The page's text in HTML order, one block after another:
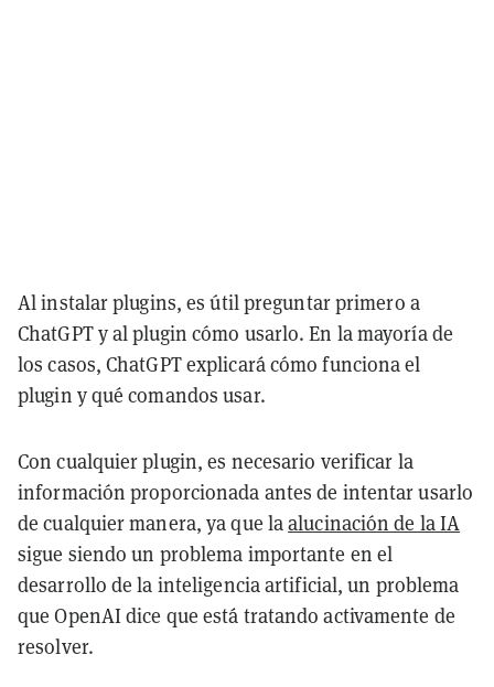
Al instalar plugins, es útil preguntar primero a
ChatGPT y al plugin cómo usarlo. En la mayoría de
los casos, ChatGPT explicará cómo funciona el
plugin y qué comandos usar.
Con cualquier plugin, es necesario verificar la
información proporcionada antes de intentar usarlo
de cualquier manera, ya que laalucinación de la IA
sigue siendo un problema importante en el
desarrollo de la inteligencia artificial, un problema
que OpenAI dice que está tratando activamente de
resolver.